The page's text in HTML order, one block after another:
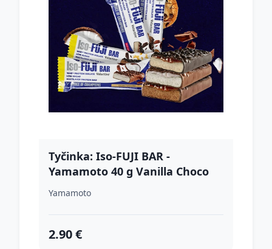
Tyčinka: Iso-FUJI BAR -
Yamamoto 40 g Vanilla Choco
Brownies + Dark Chocolate
Yamamoto
2.90 €